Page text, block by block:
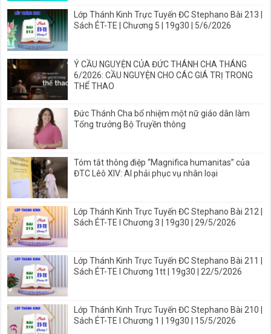
Lớp Thánh Kinh Trực Tuyến ĐC Stephano Bài 213 |
Sách ÉT-TE | Chương 5 | 19g30 | 5/6/2026
Ý CẦU NGUYỆN CỦA ĐỨC THÁNH CHA THÁNG
6/2026: CẦU NGUYỆN CHO CÁC GIÁ TRỊ TRONG
THỂ THAO
Đức Thánh Cha bổ nhiệm một nữ giáo dân làm
Tổng trưởng Bộ Truyền thông
Tóm tắt thông điệp “Magnifica humanitas” của
ĐTC Lêô XIV: AI phải phục vụ nhân loại
Lớp Thánh Kinh Trực Tuyến ĐC Stephano Bài 212 |
Sách ÉT-TE I Chương 3 | 19g30 | 29/5/2026
Lớp Thánh Kinh Trực Tuyến ĐC Stephano Bài 211 |
Sách ÉT-TE I Chương 1tt | 19g30 | 22/5/2026
Lớp Thánh Kinh Trực Tuyến ĐC Stephano Bài 210 |
Sách ÉT-TE I Chương 1 | 19g30 | 15/5/2026